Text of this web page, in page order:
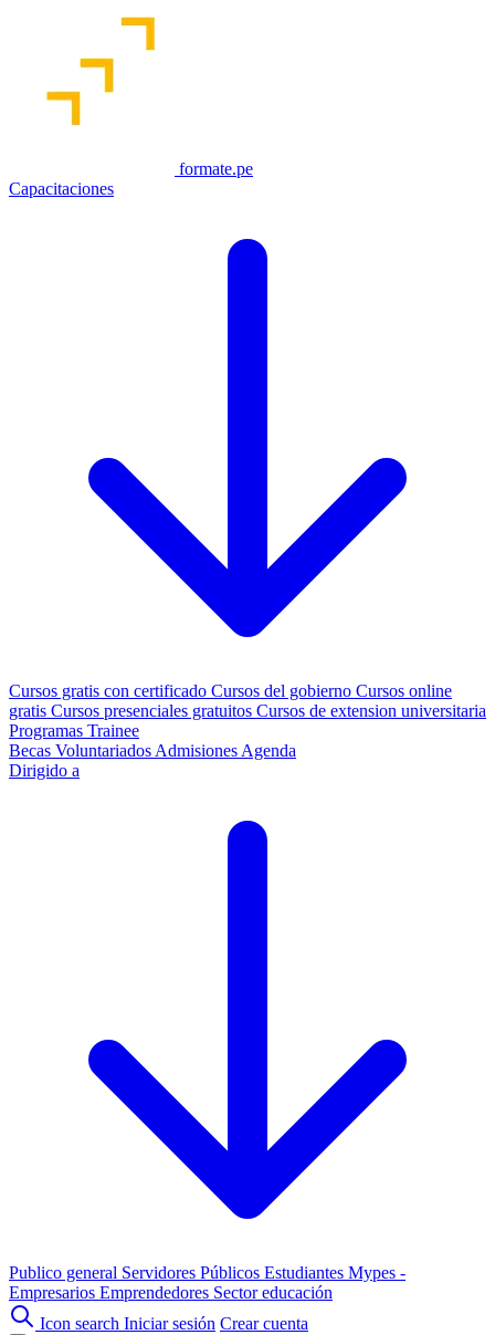
formate.pe
Capacitaciones
Cursos gratis con certificado Cursos del gobierno Cursos online
gratis Cursos presenciales gratuitos Cursos de extension universitaria
Programas Trainee
Becas Voluntariados Admisiones Agenda
Dirigido a
Publico general Servidores Públicos Estudiantes Mypes -
Empresarios Emprendedores Sector educación
Icon search Iniciar sesión Crear cuenta